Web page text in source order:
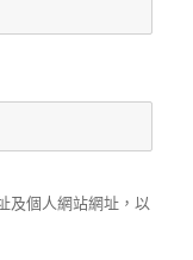
及個人網站網址，以